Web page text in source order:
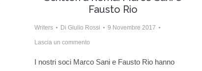
Fausto Rio
Writers Di Giulio Rossi 9 Novembre 2017
Lascia un commento
I nostri soci Marco Sani e Fausto Rio hanno